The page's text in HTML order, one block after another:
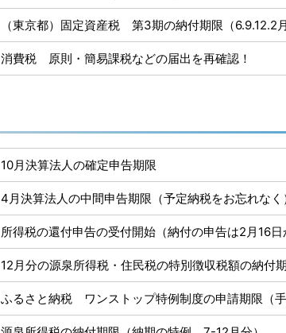
（東京都）固定資産税 第3期の納付期限（6.9.12.2
消費税 原則・簡易課税などの届出を再確認！
10月決算法人の確定申告期限
4月決算法人の中間申告期限（予定納税をお忘れなく
所得税の還付申告の受付開始（納付の申告は2月16日
12月分の源泉所得税・住民税の特別徴収税額の納付
ふるさと納税 ワンストップ特例制度の申請期限（手